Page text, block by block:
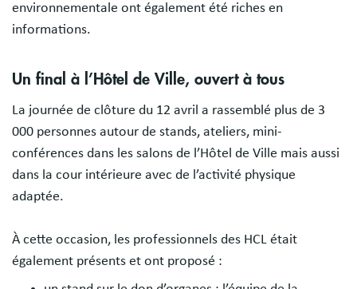
environnementale ont également été riches en
informations.
Un final à l’Hôtel de Ville, ouvert à tous
La journée de clôture du 12 avril a rassemblé plus de 3
000 personnes autour de stands, ateliers, mini-
conférences dans les salons de l’Hôtel de Ville mais aussi
dans la cour intérieure avec de l’activité physique
adaptée.
À cette occasion, les professionnels des HCL était
également présents et ont proposé :